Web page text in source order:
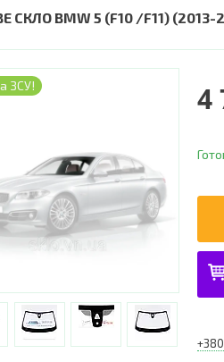
СКЛО BMW 5 (F10 /F11)
ЗСУ! 4